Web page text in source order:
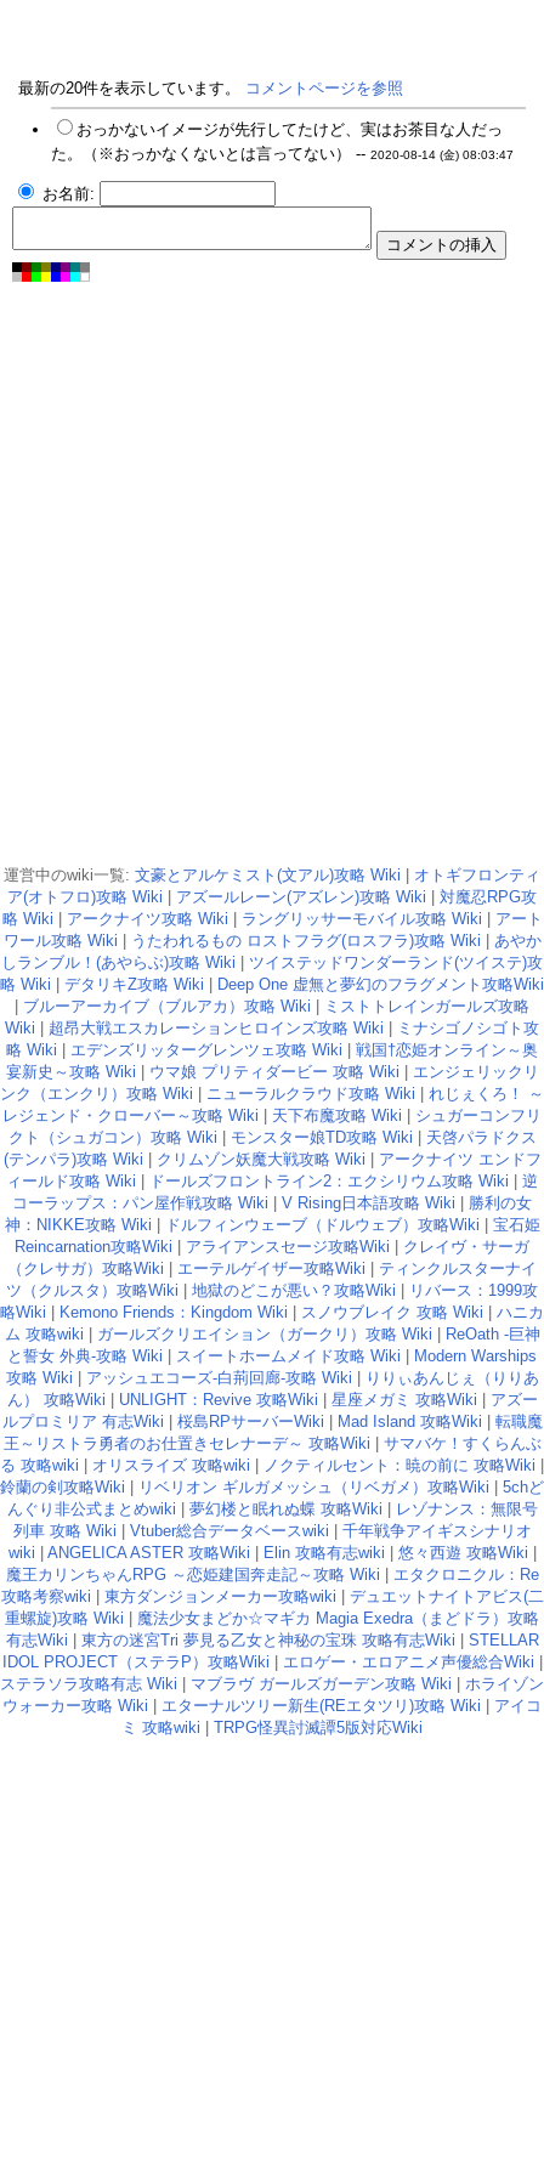
最新の20件を表示しています。 コメントページを参照
おっかないイメージが先行してたけど、実はお茶目な人だっ
た。（※おっかなくないとは言ってない） -- 2020-08-14 (金) 08:03:47
お名前:
運営中のwiki一覧: 文豪とアルケミスト(文アル)攻略 Wiki | オトギフロンティ
ア(オトフロ)攻略 Wiki | アズールレーン(アズレン)攻略 Wiki | 対魔忍RPG攻
略 Wiki | アークナイツ攻略 Wiki | ラングリッサーモバイル攻略 Wiki | アート
ワール攻略 Wiki | うたわれるもの ロストフラグ(ロスフラ)攻略 Wiki | あやか
しランブル！(あやらぶ)攻略 Wiki | ツイステッドワンダーランド(ツイステ)攻
略 Wiki | デタリキZ攻略 Wiki | Deep One 虚無と夢幻のフラグメント攻略Wiki
| ブルーアーカイブ（ブルアカ）攻略 Wiki | ミストトレインガールズ攻略
Wiki | 超昂大戦エスカレーションヒロインズ攻略 Wiki | ミナシゴノシゴト攻
略 Wiki | エデンズリッターグレンツェ攻略 Wiki | 戦国†恋姫オンライン～奥
宴新史～攻略 Wiki | ウマ娘 プリティダービー 攻略 Wiki | エンジェリックリ
ンク（エンクリ）攻略 Wiki | ニューラルクラウド攻略 Wiki | れじぇくろ！ ～
レジェンド・クローバー～攻略 Wiki | 天下布魔攻略 Wiki | シュガーコンフリ
クト（シュガコン）攻略 Wiki | モンスター娘TD攻略 Wiki | 天啓パラドクス
(テンパラ)攻略 Wiki | クリムゾン妖魔大戦攻略 Wiki | アークナイツ エンドフ
ィールド攻略 Wiki | ドールズフロントライン2：エクシリウム攻略 Wiki | 逆
コーラップス：パン屋作戦攻略 Wiki | V Rising日本語攻略 Wiki | 勝利の女
神：NIKKE攻略 Wiki | ドルフィンウェーブ（ドルウェブ）攻略Wiki | 宝石姫
Reincarnation攻略Wiki | アライアンスセージ攻略Wiki | クレイヴ・サーガ
（クレサガ）攻略Wiki | エーテルゲイザー攻略Wiki | ティンクルスターナイ
ツ（クルスタ）攻略Wiki | 地獄のどこが悪い？攻略Wiki | リバース：1999攻
略Wiki | Kemono Friends：Kingdom Wiki | スノウブレイク 攻略 Wiki | ハニカ
ム 攻略wiki | ガールズクリエイション（ガークリ）攻略 Wiki | ReOath -巨神
と誓女 外典-攻略 Wiki | スイートホームメイド攻略 Wiki | Modern Warships
攻略 Wiki | アッシュエコーズ-白荊回廊-攻略 Wiki | りりぃあんじぇ（りりあ
ん） 攻略Wiki | UNLIGHT：Revive 攻略Wiki | 星座メガミ 攻略Wiki | アズー
ルプロミリア 有志Wiki | 桜島RPサーバーWiki | Mad Island 攻略Wiki | 転職魔
王～リストラ勇者のお仕置きセレナーデ～ 攻略Wiki | サマバケ！すくらんぶ
る 攻略wiki | オリスライズ 攻略wiki | ノクティルセント：暁の前に 攻略Wiki |
鈴蘭の剣攻略Wiki | リベリオン ギルガメッシュ（リベガメ）攻略Wiki | 5chど
んぐり非公式まとめwiki | 夢幻楼と眠れぬ蝶 攻略Wiki | レゾナンス：無限号
列車 攻略 Wiki | Vtuber総合データベースwiki | 千年戦争アイギスシナリオ
wiki | ANGELICA ASTER 攻略Wiki | Elin 攻略有志wiki | 悠々西遊 攻略Wiki |
魔王カリンちゃんRPG ～恋姫建国奔走記～攻略 Wiki | エタクロニクル：Re
攻略考察wiki | 東方ダンジョンメーカー攻略wiki | デュエットナイトアビス(二
重螺旋)攻略 Wiki | 魔法少女まどか☆マギカ Magia Exedra（まどドラ）攻略
有志Wiki | 東方の迷宮Tri 夢見る乙女と神秘の宝珠 攻略有志Wiki | STELLAR
IDOL PROJECT（ステラP）攻略Wiki | エロゲー・エロアニメ声優総合Wiki |
ステラソラ攻略有志 Wiki | マブラヴ ガールズガーデン攻略 Wiki | ホライゾン
ウォーカー攻略 Wiki | エターナルツリー新生(REエタツリ)攻略 Wiki | アイコ
ミ 攻略wiki | TRPG怪異討滅譚5版対応Wiki